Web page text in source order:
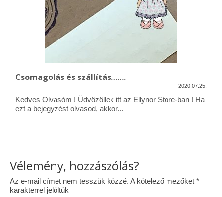
Vásárok, ahol velem is találkozhattál…
Alapanyagok, kellékek
Ellynor története
Adatkezelési tájékoztató
Csomagolás és szállítás…….
2020.07.25.
Kedves Olvasóm ! Üdvözöllek itt az Ellynor Store-ban ! Ha
ezt a bejegyzést olvasod, akkor...
Vélemény, hozzászólás?
Az e-mail címet nem tesszük közzé. A kötelező mezőket *
karakterrel jelöltük